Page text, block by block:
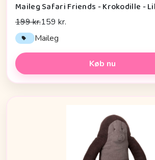
Maileg Safari Friends - Krokodille -
199 kr.159 kr.
Maileg
Køb nu